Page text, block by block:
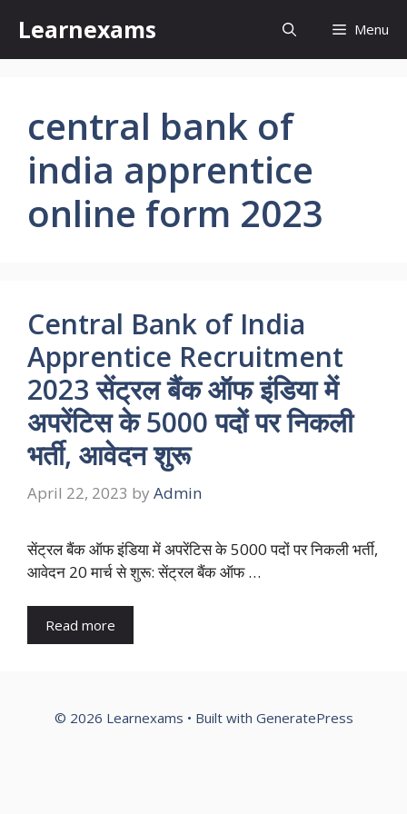
content
Learnexams Menu
central bank of
india apprentice
online form 2023
Central Bank of India
Apprentice Recruitment
2023 सेंट्रल बैंक ऑफ इंडिया में
अपरेंटिस के 5000 पदों पर निकली
भर्ती, आवेदन शुरू
April 22, 2023 by Admin
सेंट्रल बैंक ऑफ इंडिया में अपरेंटिस के 5000 पदों पर निकली भर्ती,
आवेदन 20 मार्च से शुरू: सेंट्रल बैंक ऑफ …
Read more
© 2026 Learnexams • Built with GeneratePress